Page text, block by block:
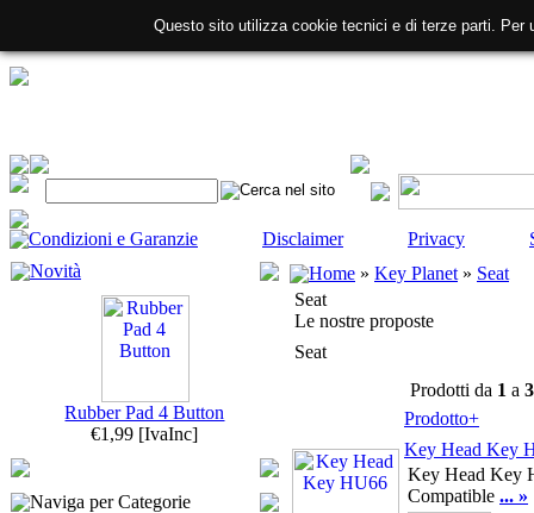
Condizioni e Garanzie Disclaimer Privacy
Novità
Rubber Pad 4 Button
€1,99 [IvaInc]
Naviga per Categorie
Home » Key Planet » Seat
Seat
Le nostre proposte
Seat
Prodotti da 1 a 3
Prodotto+
Key Head Key
Key Head Key
Compatible ... »
Questo sito utilizza cookie tecnici e di terze parti.